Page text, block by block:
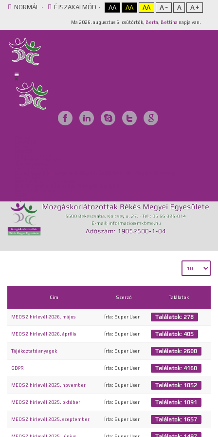
NORMÁL ÉJSZAKAI MÓD AA AA AA A - A A +
Ma 2026. augusztus 6. csütörtök, Berta, Bettina napja van.
Cím Szerző Találatok
MEOSZ hírlevél 2026. május Írta: Super User Találatok: 278
MEOSZ hírlevél 2026. április Írta: Super User Találatok: 405
Tájékoztató anyagok Írta: Super User Találatok: 2600
GDPR Írta: Super User Találatok: 4160
MEOSZ hírlevél 2025. november Írta: Super User Találatok: 1052
MEOSZ hírlevél 2025. október Írta: Super User Találatok: 1091
MEOSZ hírlevél 2025. szeptember Írta: Super User Találatok: 1657